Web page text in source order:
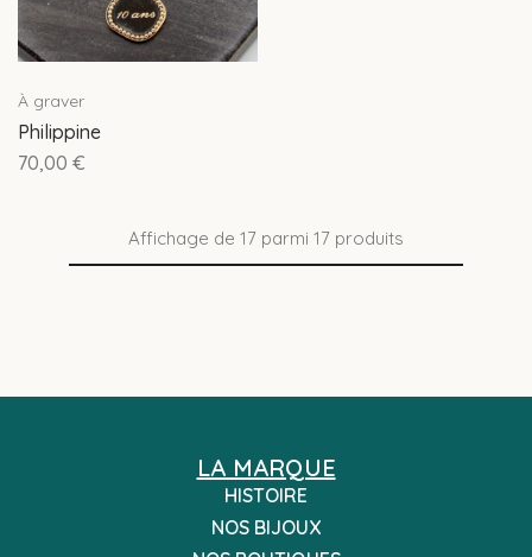
À graver
Philippine
70,00 €
Affichage de 17 parmi 17 produits
LA MARQUE
HISTOIRE
NOS BIJOUX